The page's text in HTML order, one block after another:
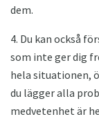
dem.
4. Du kan också
som inte ger dig
hela situationen,
du lägger alla
medvetenhet är